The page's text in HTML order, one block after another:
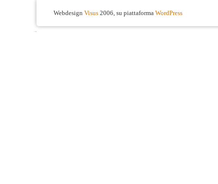
Webdesign Visus 2006, su piattaforma WordPress